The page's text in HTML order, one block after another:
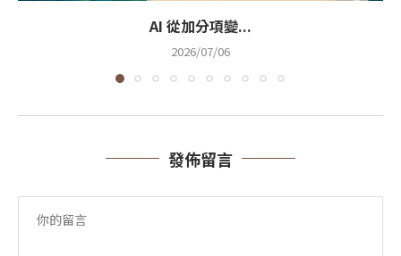
AI 從加分項變...
2026/07/06
發佈留言